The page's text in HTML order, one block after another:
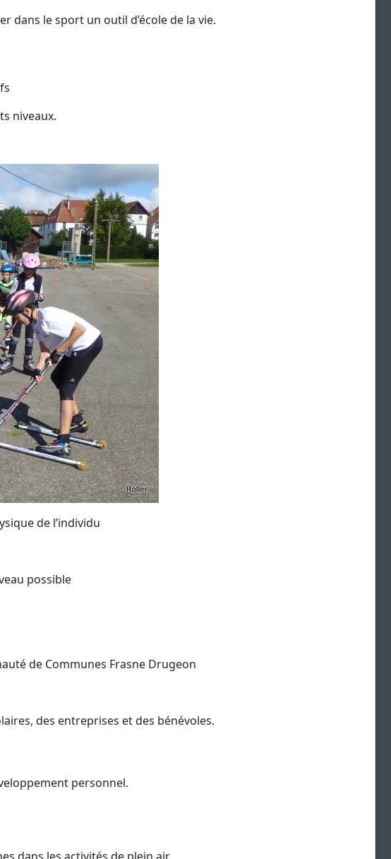
dans le sport un outil d’école de la vie.
niveaux.
de l’individu
possible
de Communes Frasne Drugeon
des entreprises et des bénévoles.
personnel.